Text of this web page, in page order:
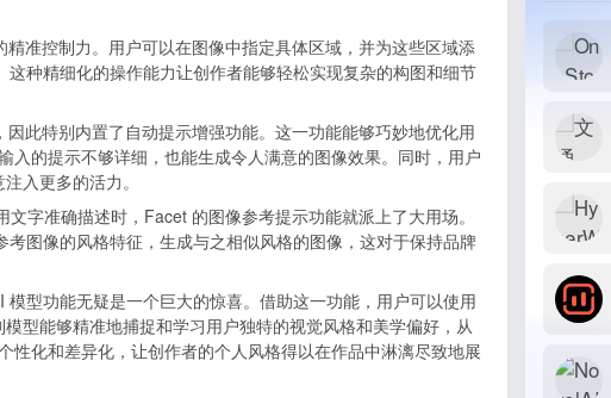
准控制力。用户可以在图像中指定具体区域，并为这些区域添
种精细化的操作能力让创作者能够轻松实现复杂的构图和细节
此特别内置了自动提示增强功能。这一功能能够巧妙地优化用
的提示不够详细，也能生成令人满意的图像效果。同时，用户
入更多的活力。
字准确描述时，Facet 的图像参考提示功能就派上了大用场。
图像的风格特征，生成与之相似风格的图像，这对于保持品牌
型功能无疑是一个巨大的惊喜。借助这一功能，用户可以使用
型能够精准地捕捉和学习用户独特的视觉风格和美学偏好，从
化和差异化，让创作者的个人风格得以在作品中淋漓尽致地展